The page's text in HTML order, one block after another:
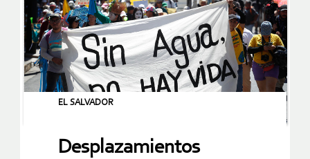
EL SALVADOR
Desplazamientos